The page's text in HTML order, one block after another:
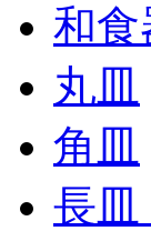
和
丸皿
角皿
長皿